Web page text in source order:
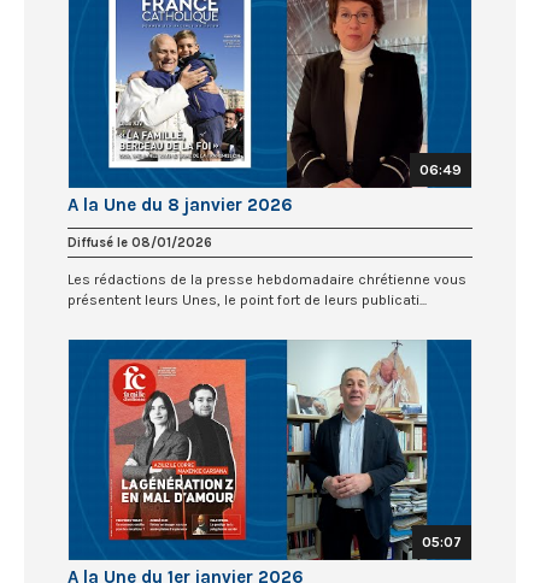
06:49
A la Une du 8 janvier 2026
Diffusé le 08/01/2026
Les rédactions de la presse hebdomadaire chrétienne vous
présentent leurs Unes, le point fort de leurs publicati...
05:07
A la Une du 1er janvier 2026